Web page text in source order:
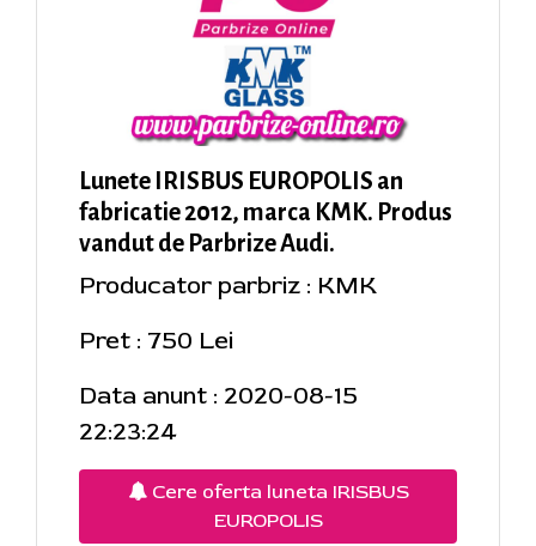
Lunete IRISBUS EUROPOLIS an
fabricatie 2012, marca KMK. Produs
vandut de Parbrize Audi.
Producator parbriz : KMK
Pret : 750 Lei
Data anunt : 2020-08-15
22:23:24
Cere oferta luneta IRISBUS
EUROPOLIS